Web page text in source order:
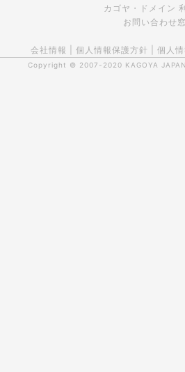
カゴヤ・ドメイン
お問い合わせ
会社情報 個人情報保護方針 個人
Copyright © 2007-2020 KAGOYA